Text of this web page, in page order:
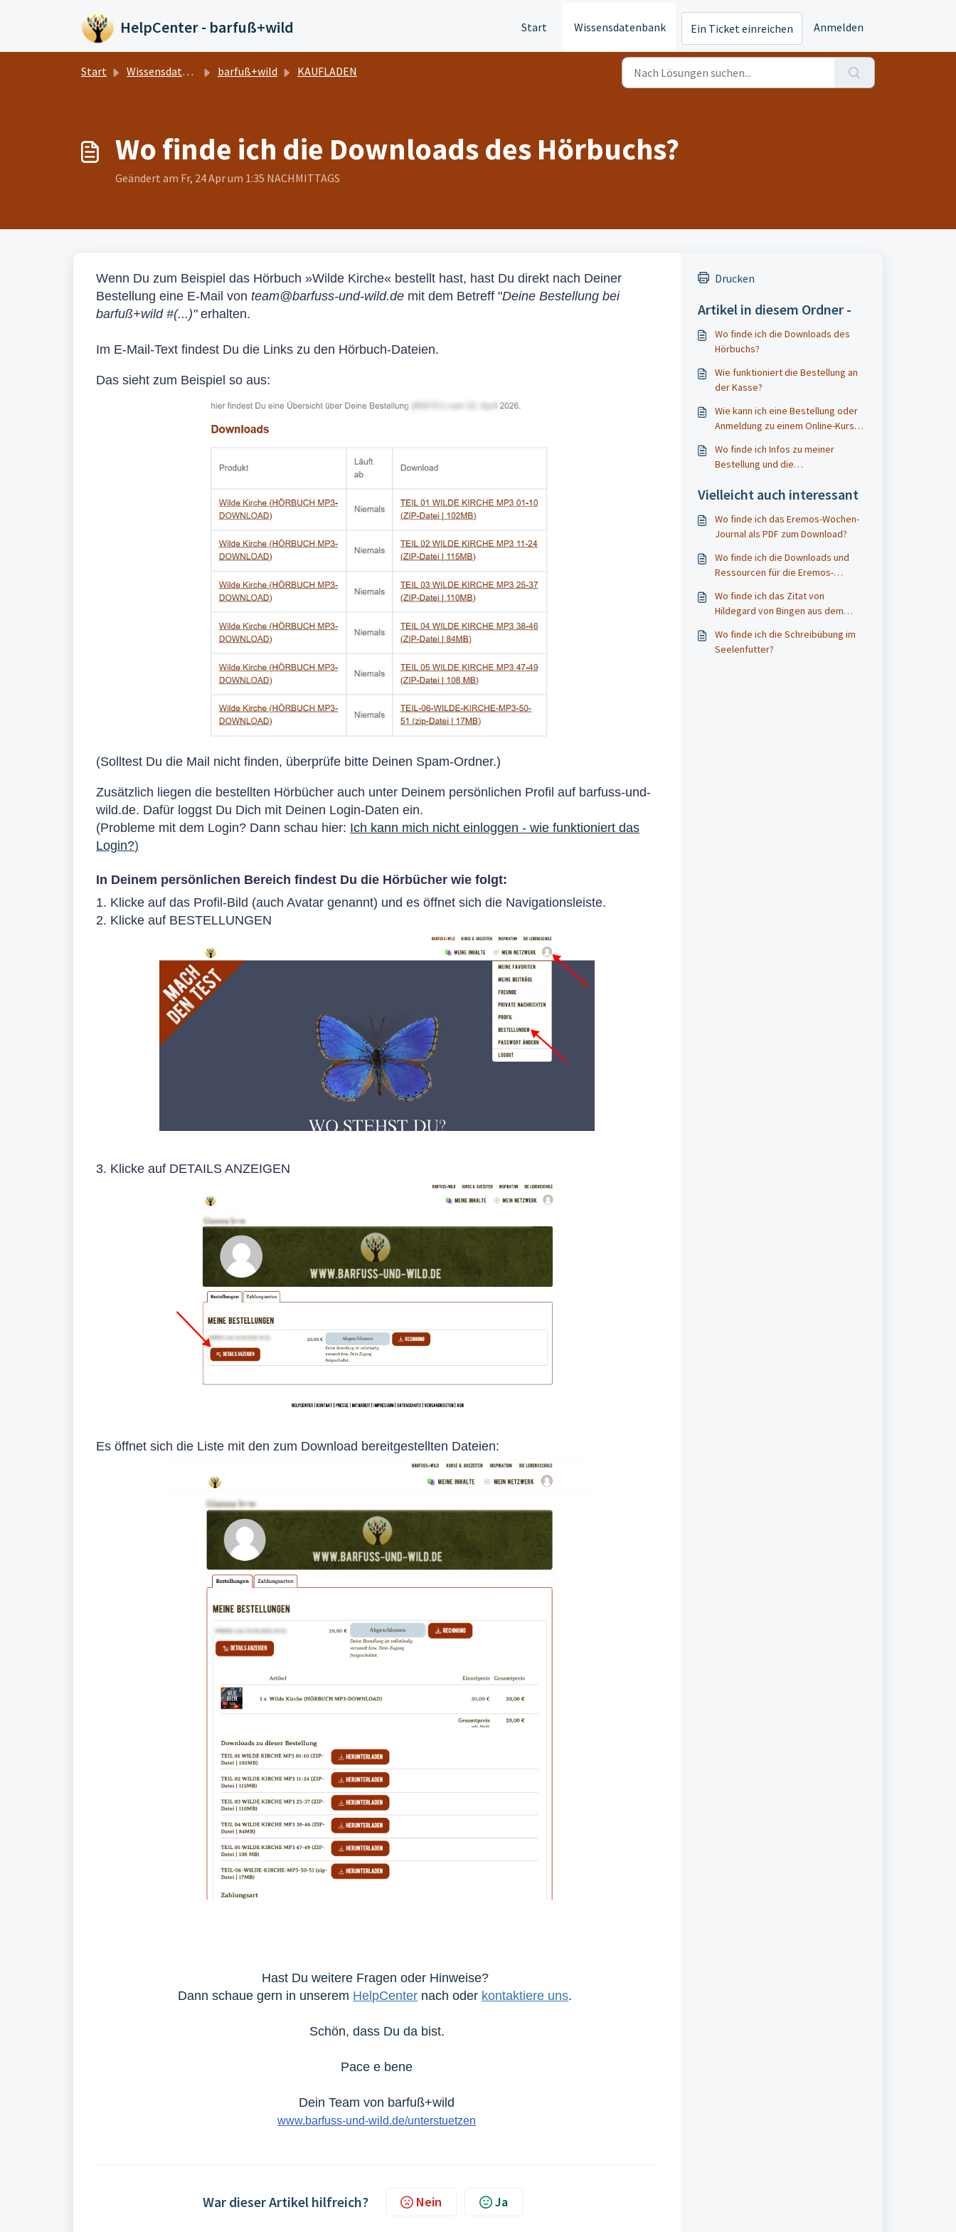
HelpCenter - barfuß+wild Start Wissensdatenbank Ein Ticket einreichen Anmelden
Start Wissensdatenbank barfuß+wild KAUFLADEN
Wo finde ich die Downloads des Hörbuchs?
Geändert am Fr, 24 Apr um 1:35 NACHMITTAGS
Wenn Du zum Beispiel das Hörbuch »Wilde Kirche« bestellt hast, hast Du direkt nach Deiner
Bestellung eine E-Mail von team@barfuss-und-wild.de mit dem Betreff "Deine Bestellung bei
barfuß+wild #(...)" erhalten.
Im E-Mail-Text findest Du die Links zu den Hörbuch-Dateien.
Das sieht zum Beispiel so aus:
(Solltest Du die Mail nicht finden, überprüfe bitte Deinen Spam-Ordner.)
Zusätzlich liegen die bestellten Hörbücher auch unter Deinem persönlichen Profil auf barfuss-und-
wild.de. Dafür loggst Du Dich mit Deinen Login-Daten ein.
(Probleme mit dem Login? Dann schau hier: Ich kann mich nicht einloggen - wie funktioniert das
Login?)
In Deinem persönlichen Bereich findest Du die Hörbücher wie folgt:
1. Klicke auf das Profil-Bild (auch Avatar genannt) und es öffnet sich die Navigationsleiste.
2. Klicke auf BESTELLUNGEN
3. Klicke auf DETAILS ANZEIGEN
Es öffnet sich die Liste mit den zum Download bereitgestellten Dateien:
Hast Du weitere Fragen oder Hinweise?
Dann schaue gern in unserem HelpCenter nach oder kontaktiere uns.
Schön, dass Du da bist.
Pace e bene
Dein Team von barfuß+wild
www.barfuss-und-wild.de/unterstuetzen
War dieser Artikel hilfreich? Nein Ja
Drucken
Artikel in diesem Ordner -
Wo finde ich die Downloads des
Hörbuchs?
Wie funktioniert die Bestellung an
der Kasse?
Wie kann ich eine Bestellung oder
Anmeldung zu einem Online-Kurs
Wo finde ich Infos zu meiner
Bestellung und die
Vielleicht auch interessant
Wo finde ich das Eremos-Wochen-
Journal als PDF zum Download?
Wo finde ich die Downloads und
Ressourcen für die Eremos-
Wo finde ich das Zitat von
Hildegard von Bingen aus dem
Wo finde ich die Schreibübung im
Seelenfutter?